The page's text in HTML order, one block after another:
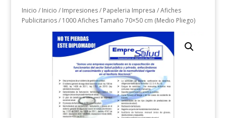
Inicio / Inicio / Impresiones/ Papeleria Impresa /Afiches
Publicitarios/ 1000 Afiches Tamaño 70×50 cm (Medio Pliego)